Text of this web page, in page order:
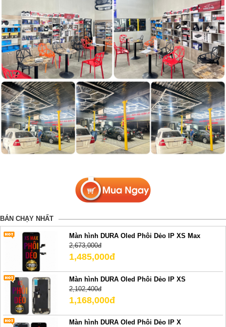
BÁN CHẠY NHẤT
Màn hình DURA Oled Phôi Dẻo IP XS Max
2,673,000đ
1,485,000đ
Màn hình DURA Oled Phôi Dẻo IP XS
2,102,400đ
1,168,000đ
Màn hình DURA Oled Phôi Dẻo IP X